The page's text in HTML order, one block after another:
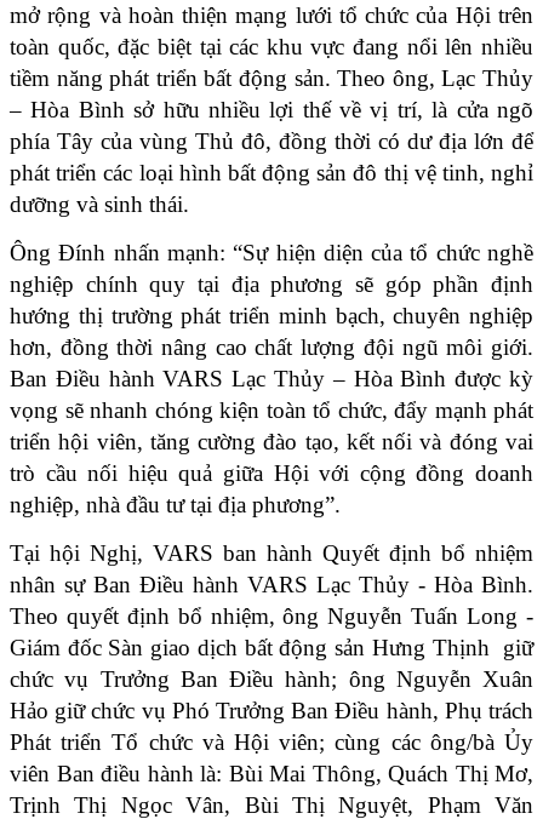
mở rộng và hoàn thiện mạng lưới tổ chức của Hội trên
toàn quốc, đặc biệt tại các khu vực đang nổi lên nhiều
tiềm năng phát triển bất động sản. Theo ông, Lạc Thủy
– Hòa Bình sở hữu nhiều lợi thế về vị trí, là cửa ngõ
phía Tây của vùng Thủ đô, đồng thời có dư địa lớn để
phát triển các loại hình bất động sản đô thị vệ tinh, nghỉ
dưỡng và sinh thái.
Ông Đính nhấn mạnh: “Sự hiện diện của tổ chức nghề
nghiệp chính quy tại địa phương sẽ góp phần định
hướng thị trường phát triển minh bạch, chuyên nghiệp
hơn, đồng thời nâng cao chất lượng đội ngũ môi giới.
Ban Điều hành VARS Lạc Thủy – Hòa Bình được kỳ
vọng sẽ nhanh chóng kiện toàn tổ chức, đẩy mạnh phát
triển hội viên, tăng cường đào tạo, kết nối và đóng vai
trò cầu nối hiệu quả giữa Hội với cộng đồng doanh
nghiệp, nhà đầu tư tại địa phương”.
Tại hội Nghị, VARS ban hành Quyết định bổ nhiệm
nhân sự Ban Điều hành VARS Lạc Thủy - Hòa Bình.
Theo quyết định bổ nhiệm, ông Nguyễn Tuấn Long -
Giám đốc Sàn giao dịch bất động sản Hưng Thịnh  giữ
chức vụ Trưởng Ban Điều hành; ông Nguyễn Xuân
Hảo giữ chức vụ Phó Trưởng Ban Điều hành, Phụ trách
Phát triển Tổ chức và Hội viên; cùng các ông/bà Ủy
viên Ban điều hành là: Bùi Mai Thông, Quách Thị Mơ,
Trịnh Thị Ngọc Vân, Bùi Thị Nguyệt, Phạm Văn